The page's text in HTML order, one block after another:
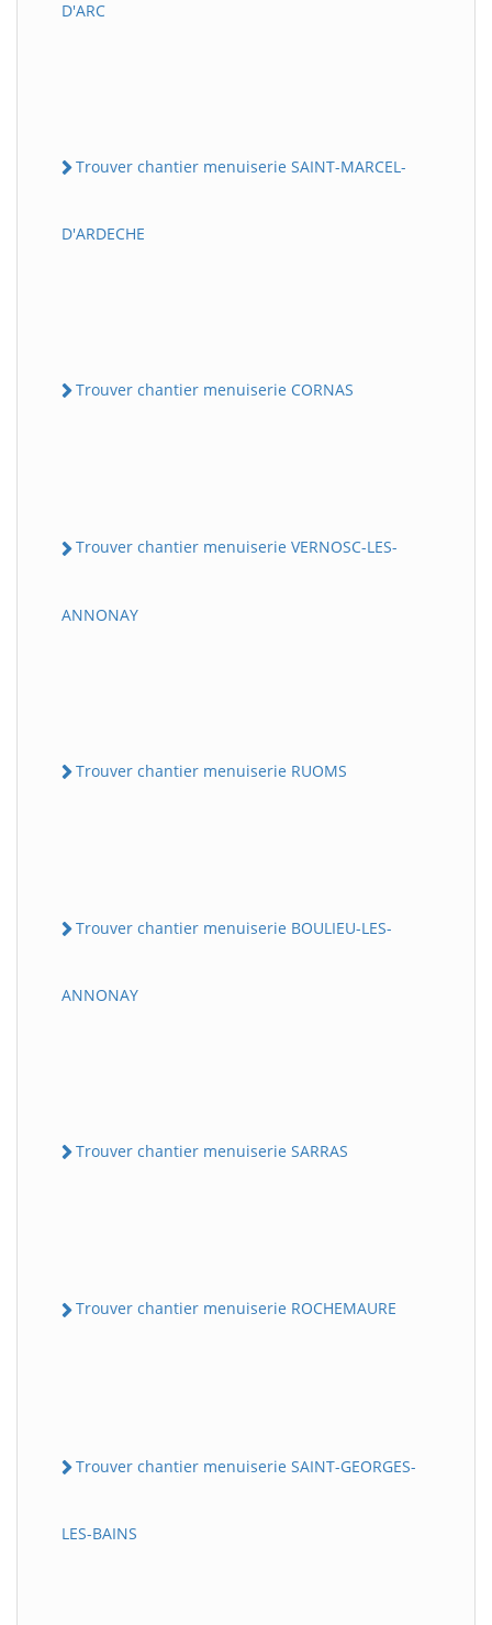
D'ARC
Trouver chantier menuiserie SAINT-MARCEL-
D'ARDECHE
Trouver chantier menuiserie CORNAS
Trouver chantier menuiserie VERNOSC-LES-
ANNONAY
Trouver chantier menuiserie RUOMS
Trouver chantier menuiserie BOULIEU-LES-
ANNONAY
Trouver chantier menuiserie SARRAS
Trouver chantier menuiserie ROCHEMAURE
Trouver chantier menuiserie SAINT-GEORGES-
LES-BAINS